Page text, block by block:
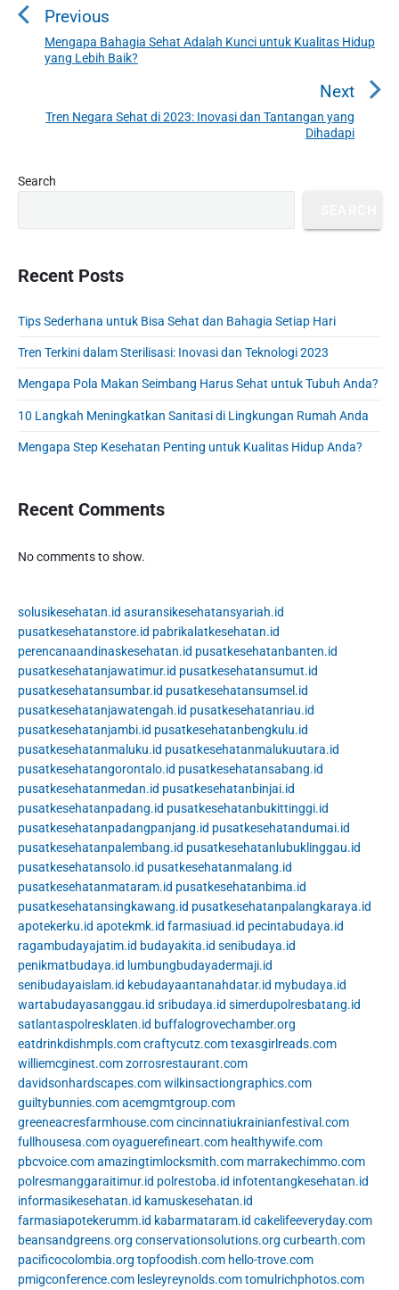
s
a
i
n
Previous
P
r
v
u
Mengapa Bahagia Sehat Adalah Kunci untuk Kualitas Hidup
yang Lebih Baik?
Next
e
o
Tren Negara Sehat di 2023: Inovasi dan Tantangan yang
Dihadapi
P
r
i
d
b
r
Search
Recent Posts
Tips Sederhana untuk Bisa Sehat dan Bahagia Setiap Hari
Tren Terkini dalam Sterilisasi: Inovasi dan Teknologi 2023
Mengapa Pola Makan Seimbang Harus Sehat untuk Tubuh Anda?
10 Langkah Meningkatkan Sanitasi di Lingkungan Rumah Anda
Mengapa Step Kesehatan Penting untuk Kualitas Hidup Anda?
Recent Comments
No comments to show.
solusikesehatan.id asuransikesehatansyariah.id
pusatkesehatanstore.id pabrikalatkesehatan.id
perencanaandinaskesehatan.id pusatkesehatanbanten.id
pusatkesehatanjawatimur.id pusatkesehatansumut.id
pusatkesehatansumbar.id pusatkesehatansumsel.id
pusatkesehatanjawatengah.id pusatkesehatanriau.id
pusatkesehatanjambi.id pusatkesehatanbengkulu.id
pusatkesehatanmaluku.id pusatkesehatanmalukuutara.id
pusatkesehatangorontalo.id pusatkesehatansabang.id
pusatkesehatanmedan.id pusatkesehatanbinjai.id
pusatkesehatanpadang.id pusatkesehatanbukittinggi.id
pusatkesehatanpadangpanjang.id pusatkesehatandumai.id
pusatkesehatanpalembang.id pusatkesehatanlubuklinggau.id
pusatkesehatansolo.id pusatkesehatanmalang.id
pusatkesehatanmataram.id pusatkesehatanbima.id
pusatkesehatansingkawang.id pusatkesehatanpalangkaraya.id
apotekerku.id apotekmk.id farmasiuad.id pecintabudaya.id
ragambudayajatim.id budayakita.id senibudaya.id
penikmatbudaya.id lumbungbudayadermaji.id
senibudayaislam.id kebudayaantanahdatar.id mybudaya.id
wartabudayasanggau.id sribudaya.id simerdupolresbatang.id
satlantaspolresklaten.id buffalogrovechamber.org
eatdrinkdishmpls.comcraftycutz.comtexasgirlreads.com
williemcginest.comzorrosrestaurant.com
davidsonhardscapes.comwilkinsactiongraphics.com
guiltybunnies.comacemgmtgroup.com
greeneacresfarmhouse.comcincinnatiukrainianfestival.com
fullhousesa.comoyaguerefineart.com healthywife.com
pbcvoice.comamazingtimlocksmith.com marrakechimmo.com
polresmanggaraitimur.id polrestoba.id infotentangkesehatan.id
informasikesehatan.id kamuskesehatan.id
farmasiapotekerumm.id kabarmataram.id cakelifeeveryday.com
beansandgreens.org conservationsolutions.org curbearth.com
pacificocolombia.org topfoodish.com hello-trove.com
pmigconference.com lesleyreynolds.comtomulrichphotos.com